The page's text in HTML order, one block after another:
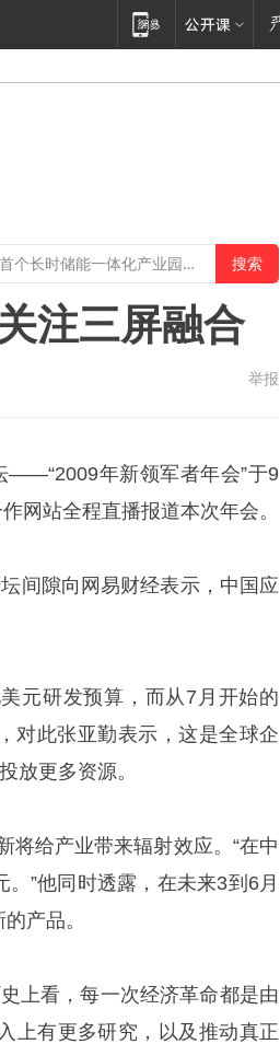
注三屏融合
举报
——“2009年新领军者年会”于9
网站全程直播报道本次年会。
间隙向网易财经表示，中国应
元研发预算，而从7月开始的
对此张亚勤表示，这是全球企
放更多资源。
将给产业带来辐射效应。“在中
”他同时透露，在未来3到6月
产品。
上看，每一次经济革命都是由
上有更多研究，以及推动真正